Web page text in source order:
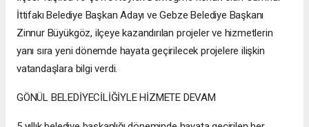
İttifakı Belediye Başkan Adayı ve Gebze Belediye Başkanı
Zinnur Büyükgöz, ilçeye kazandırılan projeler ve hizmetlerin
yanı sıra yeni dönemde hayata geçirilecek projelere ilişkin
vatandaşlara bilgi verdi.
GÖNÜL BELEDİYECİLİĞİYLE HİZMETE DEVAM